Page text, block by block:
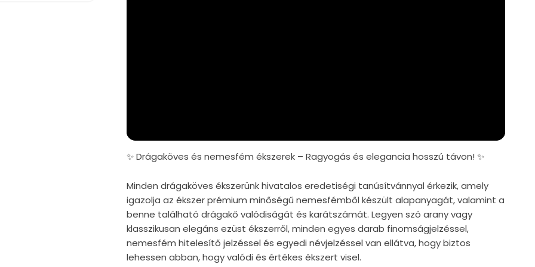
✨ Drágaköves és nemesfém ékszerek – Ragyogás és elegancia hosszú távon! ✨
Minden drágaköves ékszerünk hivatalos eredetiségi tanúsítvánnyal érkezik, amely
igazolja az ékszer prémium minőségű nemesfémből készült alapanyagát, valamint a
benne található drágakő valódiságát és karátszámát. Legyen szó arany vagy
klasszikusan elegáns ezüst ékszerről, minden egyes darab finomságjelzéssel,
nemesfém hitelesítő jelzéssel és egyedi névjelzéssel van ellátva, hogy biztos
lehessen abban, hogy valódi és értékes ékszert visel.